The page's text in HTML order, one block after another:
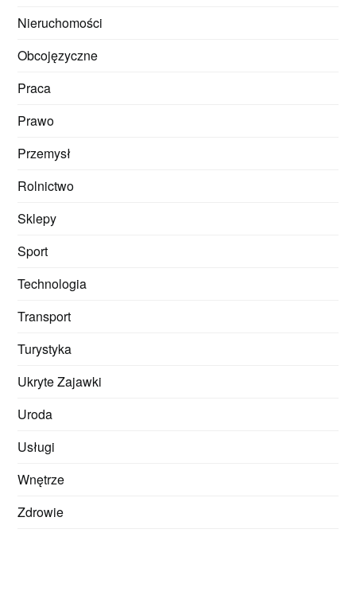
Nieruchomości
Obcojęzyczne
Praca
Prawo
Przemysł
Rolnictwo
Sklepy
Sport
Technologia
Transport
Turystyka
Ukryte Zajawki
Uroda
Usługi
Wnętrze
Zdrowie